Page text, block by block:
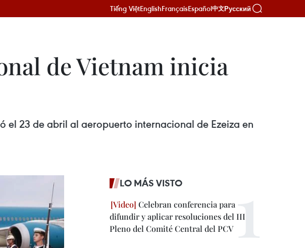
Tiếng ViệtEnglishFrançaisEspañol中文Русский
de Vietnam inicia
el 23 de abril al aeropuerto internacional de Ezeiza en
LO MÁS VISTO
Celebran conferencia para
difundir y aplicar resoluciones del III
Pleno del Comité Central del PCV